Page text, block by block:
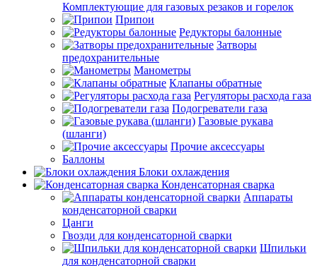
Комплектующие для газовых резаков и горелок
Припои
Редукторы балонные
Затворы
предохранительные
Манометры
Клапаны обратные
Регуляторы расхода газа
Подогреватели газа
Газовые рукава
(шланги)
Прочие аксессуары
Баллоны
Блоки охлаждения
Конденсаторная сварка
Аппараты
конденсаторной сварки
Цанги
Гвозди для конденсаторной сварки
Шпильки
для конденсаторной сварки